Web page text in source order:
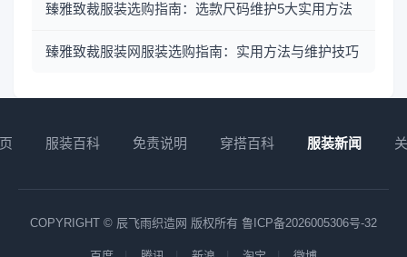
臻雅致裁服装选购指南：选款尺码维护5大实用方法
臻雅致裁服装网服装选购指南：实用方法与维护技巧
服装百科 免责说明 穿搭百科 服装新闻
COPYRIGHT © 辰飞雨织造网 版权所有 鲁ICP备2026005306号-32